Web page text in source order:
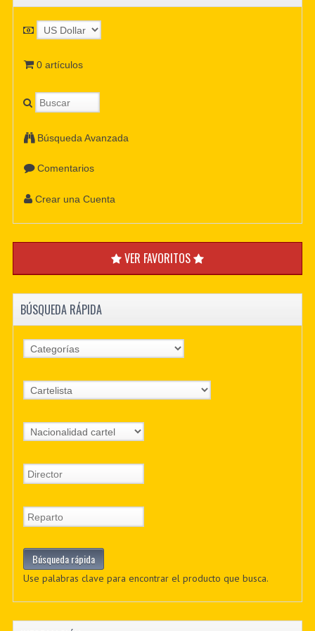
0 artículos
Búsqueda Avanzada
Comentarios
Crear una Cuenta
VER FAVORITOS
BÚSQUEDA RÁPIDA
Use palabras clave para encontrar el producto que busca.